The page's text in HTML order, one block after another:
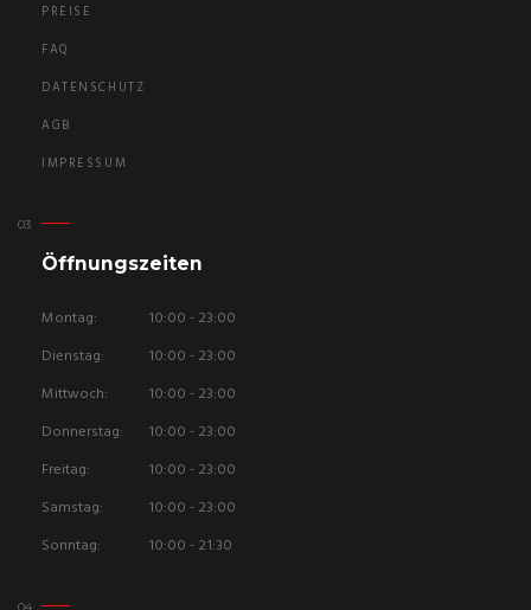
PREISE
FAQ
DATENSCHUTZ
AGB
IMPRESSUM
Öffnungszeiten
Montag:
10:00 - 23:00
Dienstag:
10:00 - 23:00
Mittwoch:
10:00 - 23:00
Donnerstag:
10:00 - 23:00
Freitag:
10:00 - 23:00
Samstag:
10:00 - 23:00
Sonntag:
10:00 - 21:30